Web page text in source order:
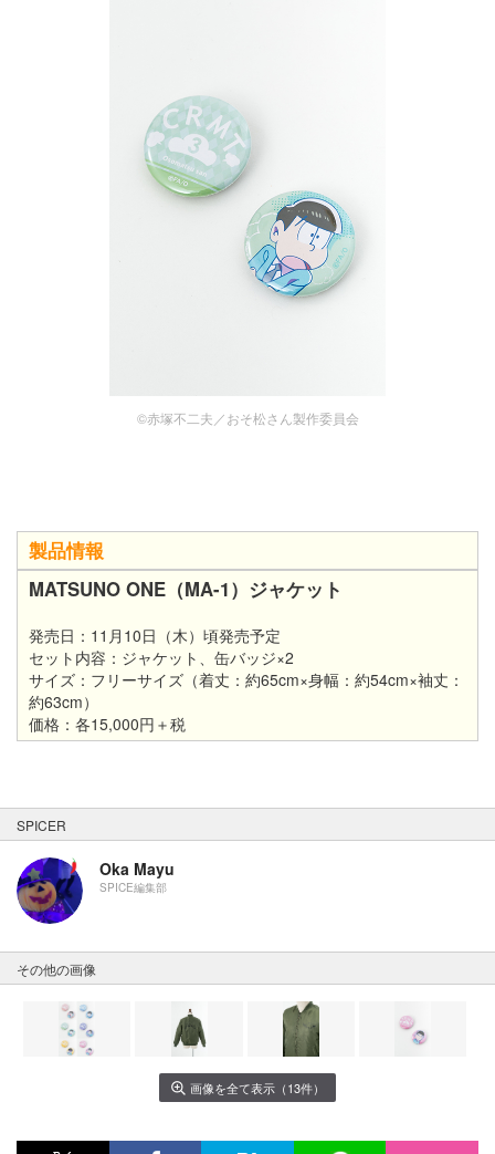
©赤塚不二夫／おそ松さん製作委員会
製品情報
MATSUNO ONE（MA-1）ジャケット
発売日：11月10日（木）頃発売予定
セット内容：ジャケット、缶バッジ×2
サイズ：フリーサイズ（着丈：約65cm×身幅：約54cm×袖丈：
約63cm）
価格：各15,000円＋税
SPICER
Oka Mayu
SPICE編集部
その他の画像
画像を全て表示（13件）